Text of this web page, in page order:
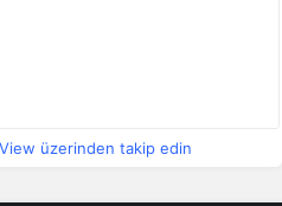
üzerinden takip edin